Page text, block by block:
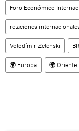
Foro Económico
relaciones
Volodímir Zelenski
🌍 Europa 🌍 Oriente